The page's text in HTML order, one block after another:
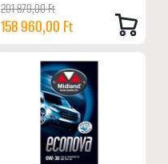
201 879,00 Ft
158 960,00 Ft